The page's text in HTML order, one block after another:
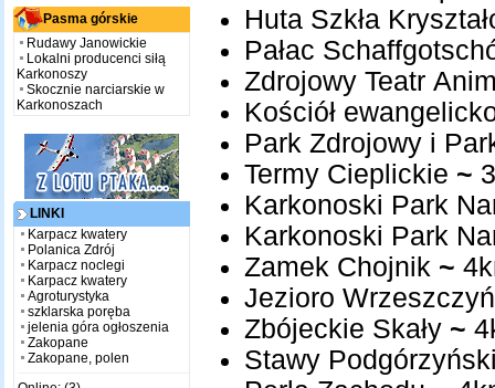
Pasma górskie
Rudawy Janowickie
Lokalni producenci siłą
Karkonoszy
Skocznie narciarskie w
Karkonoszach
LINKI
Karpacz kwatery
Polanica Zdrój
Karpacz noclegi
Karpacz kwatery
Agroturystyka
szklarska poręba
jelenia góra ogłoszenia
Zakopane
Zakopane, polen
Huta Szkła
Pałac
Zdrojowy Teatr
Kościół
Park Zdrojowy i
Termy Cieplickie ~
Karkonoski Park
Karkonoski Park
Zamek Chojnik ~
Jezioro
Zbójeckie Skały ~
Stawy